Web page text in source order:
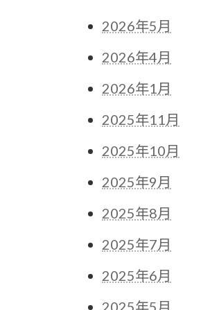
2026年5月
2026年4月
2026年1月
2025年11月
2025年10月
2025年9月
2025年8月
2025年7月
2025年6月
2025年5月